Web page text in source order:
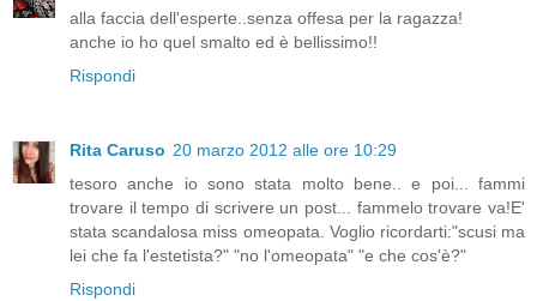
alla faccia dell'esperte..senza offesa per la ragazza!
anche io ho quel smalto ed è bellissimo!!
Rispondi
Rita Caruso 20 marzo 2012 alle ore 10:29
tesoro anche io sono stata molto bene.. e poi... fammi
trovare il tempo di scrivere un post... fammelo trovare va!E'
stata scandalosa miss omeopata. Voglio ricordarti:"scusi ma
lei che fa l'estetista?" "no l'omeopata" "e che cos'è?"
Rispondi